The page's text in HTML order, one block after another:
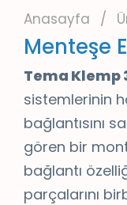
Anasayfa /
Menteşe
Tema Klemp
sistemlerinin
bağlantısını
gören bir
bağlantı
parçalarını